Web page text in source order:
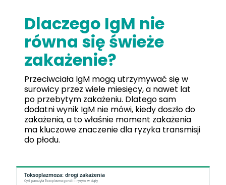
Dlaczego IgM nie
równa się świeże
zakażenie?
Przeciwciała IgM mogą utrzymywać się w
surowicy przez wiele miesięcy, a nawet lat
po przebytym zakażeniu. Dlatego sam
dodatni wynik IgM nie mówi, kiedy doszło do
zakażenia, a to właśnie moment zakażenia
ma kluczowe znaczenie dla ryzyka transmisji
do płodu.